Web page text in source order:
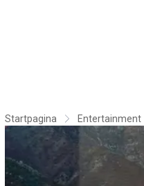
Startpagina Entertainment